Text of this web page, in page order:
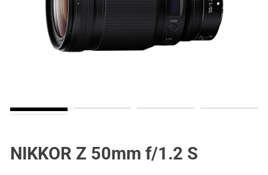
NIKKOR Z 50mm f/1.2 S